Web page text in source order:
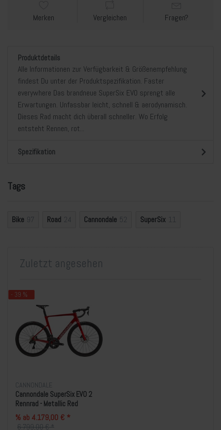
Merken Vergleichen Fragen?
Produktdetails
Alle Informationen zur Verfügbarkeit & Größenempfehlung
findest Du unter der Produktspezifikation. Faster
everywhere Das brandneue SuperSix EVO sprengt alle
Erwartungen. Unfassbar leicht, schnell & aerodynamisch.
Dieses Rad macht dich überall schneller. Wo Erfolg
entsteht Rennen, rot...
Spezifikation
Tags
Bike 97 Road 24 Cannondale 52 SuperSix 11
Zuletzt angesehen
- 39 %
CANNONDALE
Cannondale SuperSix EVO 2
Rennrad - Metallic Red
% ab 4.179,00 € *
6.799,00 € *